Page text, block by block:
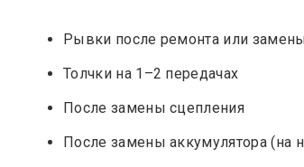
Рывки после ремонта или
Толчки на 1–2 передачах
После замены сцепления
После замены аккумулятора (на